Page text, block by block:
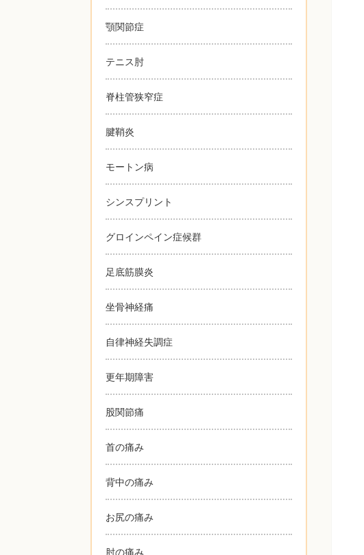
顎関節症
テニス肘
脊柱管狭窄症
腱鞘炎
モートン病
シンスプリント
グロインペイン症候群
足底筋膜炎
坐骨神経痛
自律神経失調症
更年期障害
股関節痛
首の痛み
背中の痛み
お尻の痛み
肘の痛み